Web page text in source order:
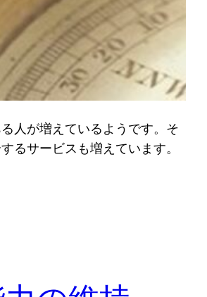
人が増えているようです。そ
るサービスも増えています。